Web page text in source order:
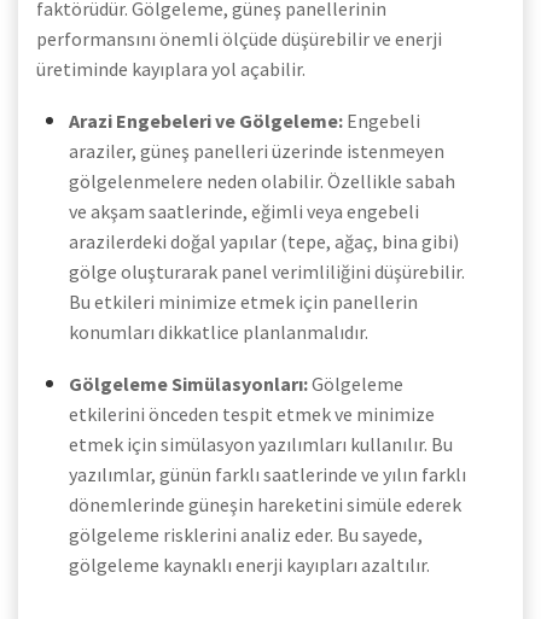
faktörüdür. Gölgeleme, güneş panellerinin
performansını önemli ölçüde düşürebilir ve enerji
üretiminde kayıplara yol açabilir.
Arazi Engebeleri ve Gölgeleme: Engebeli
araziler, güneş panelleri üzerinde istenmeyen
gölgelenmelere neden olabilir. Özellikle sabah
ve akşam saatlerinde, eğimli veya engebeli
arazilerdeki doğal yapılar (tepe, ağaç, bina gibi)
gölge oluşturarak panel verimliliğini düşürebilir.
Bu etkileri minimize etmek için panellerin
konumları dikkatlice planlanmalıdır.
Gölgeleme Simülasyonları:Gölgeleme
etkilerini önceden tespit etmek ve minimize
etmek için simülasyon yazılımları kullanılır. Bu
yazılımlar, günün farklı saatlerinde ve yılın farklı
dönemlerinde güneşin hareketini simüle ederek
gölgeleme risklerini analiz eder. Bu sayede,
gölgeleme kaynaklı enerji kayıpları azaltılır.